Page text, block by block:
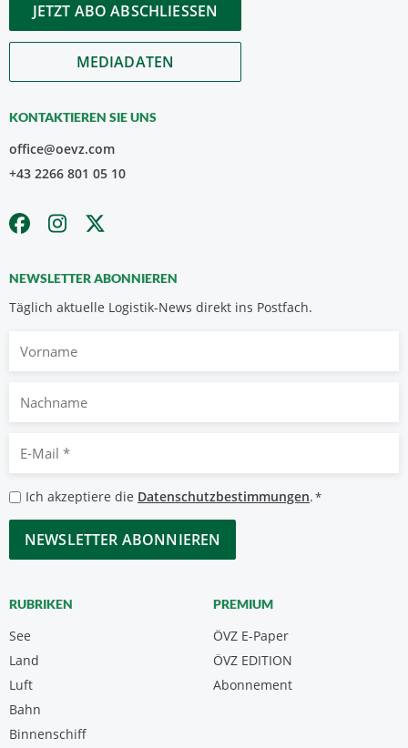
JETZT ABO ABSCHLIESSEN
MEDIADATEN
KONTAKTIEREN SIE UNS
office@oevz.com
+43 2266 801 05 10
NEWSLETTER ABONNIEREN
Täglich aktuelle Logistik-News direkt ins Postfach.
Nachname
Mail
*
Datenschutzbestimmungen
*
Ich akzeptiere die Datenschutzbestimmungen.*
CAPTCHA
RUBRIKEN
See
Land
Luft
Bahn
Binnenschiff
PREMIUM
ÖVZ E-Paper
Abonnement
ÖVZ EDITION